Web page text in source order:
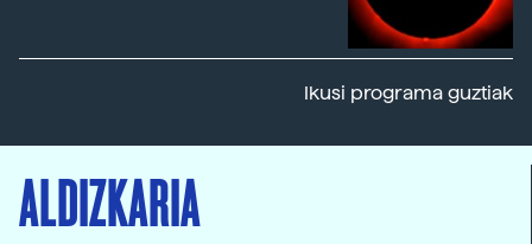
Ikusi programa guztiak
ALDIZKARIA